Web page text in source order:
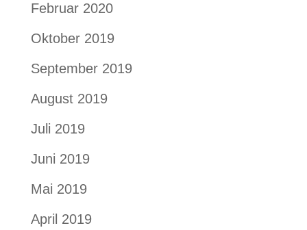
Februar 2020
Oktober 2019
September 2019
August 2019
Juli 2019
Juni 2019
Mai 2019
April 2019